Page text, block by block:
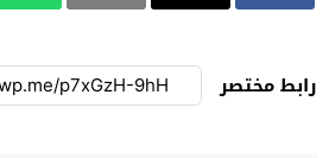
رابط مختصر